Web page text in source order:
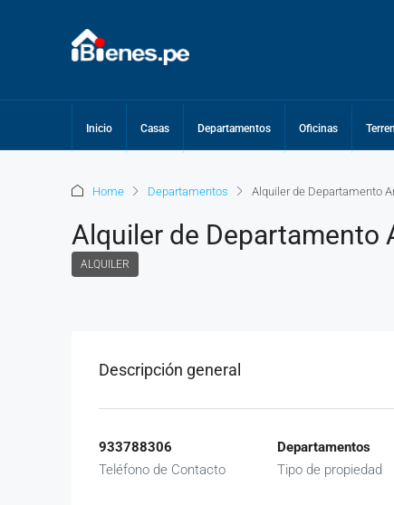
Inicio Casas Departamentos Oficinas
Home Departamentos Alquiler de Departamento
Alquiler de Departamento
ALQUILER
Descripción general
933788306
Teléfono de Contacto
Departamentos
Tipo de propiedad